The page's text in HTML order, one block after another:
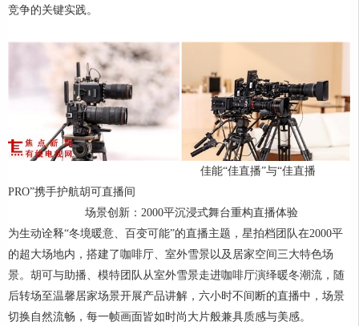
竞争的关键实践。
佳能“佳直播”与“佳直播
PRO”携手护航胡可直播间
场景创新：2000平沉浸式舞台重构直播体验
为生动诠释“冬境暖意、百变可能”的直播主题，星拍档团队在2000平
的超大场地内，搭建了咖啡厅、室外雪景以及居家空间三大特色场
景。胡可与助播、模特团队从室外雪景走进咖啡厅演绎暖冬潮流，随
后转场至温馨居家场景开展产品讲解，六小时不间断的直播中，场景
切换自然流畅，每一帧画面皆如时尚大片般兼具质感与美感。